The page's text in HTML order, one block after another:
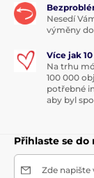
Nesedí
výměny
Více jak
Na trhu
100 000
potřebné
aby byl
Přihlaste se
Zde napište